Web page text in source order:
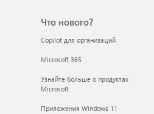
Что нового?
Copilot для организаций
Microsoft 365
Узнайте больше о продуктах
Microsoft
Приложения Windows 11